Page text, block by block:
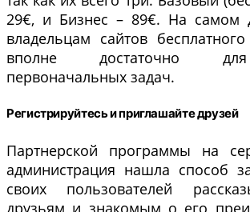
29€, и Бизнес – 89€. На самом
владельцам сайтов
вполне достаточно
первоначальных задач.
Регистрируйтесь и приглашайте друзей
Партнерской программы на
администрация нашла способ
своих пользователей
друзьям и знакомым о его